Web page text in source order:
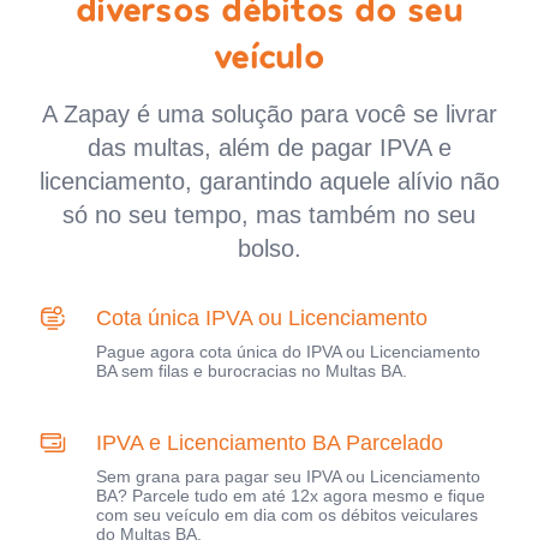
veículo
A Zapay é uma solução para você se livrar
das multas, além de pagar IPVA e
licenciamento, garantindo aquele alívio não
só no seu tempo, mas também no seu
bolso.
Cota única IPVA ou Licenciamento
Pague agora cota única do IPVA ou Licenciamento
BA sem filas e burocracias no Multas BA.
IPVA e Licenciamento BA Parcelado
Sem grana para pagar seu IPVA ou Licenciamento
BA? Parcele tudo em até 12x agora mesmo e fique
com seu veículo em dia com os débitos veiculares
do Multas BA.